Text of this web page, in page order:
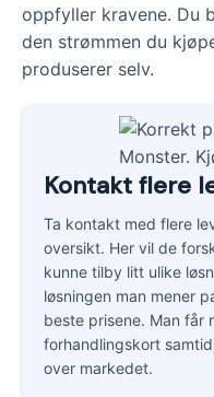
oppfyller kravene. Du
den strømmen du
produserer selv.
Kontakt flere
Ta kontakt med flere
oversikt. Her vil de
kunne tilby litt ulike
løsningen man mener
beste prisene. Man får
forhandlingskort
over markedet.